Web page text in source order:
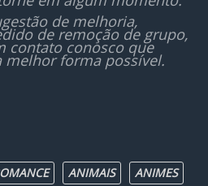
de melhoria,
de remoção de grupo,
contato conosco que
melhor forma possível.
ANIMAIS
ANIMES